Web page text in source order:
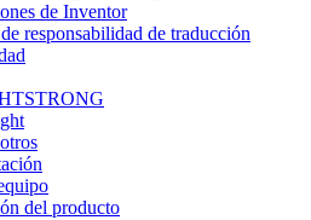
de Inventor
responsabilidad de traducción
del producto